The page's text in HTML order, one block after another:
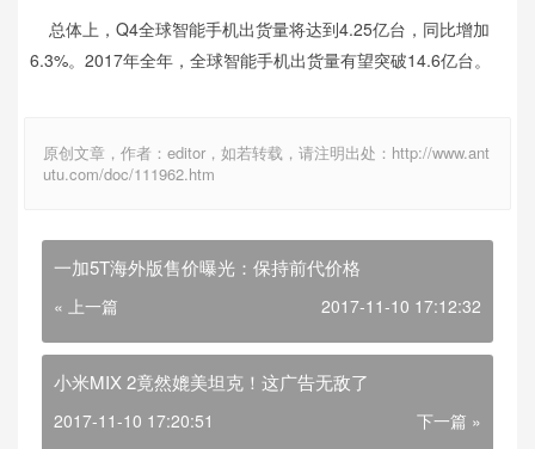
总体上，Q4全球智能手机出货量将达到4.25亿台，同比增加
6.3%。2017年全年，全球智能手机出货量有望突破14.6亿台。
原创文章，作者：editor，如若转载，请注明出处：http://www.ant
utu.com/doc/111962.htm
一加5T海外版售价曝光：保持前代价格
« 上一篇 2017-11-10 17:12:32
小米MIX 2竟然媲美坦克！这广告无敌了
2017-11-10 17:20:51 下一篇 »